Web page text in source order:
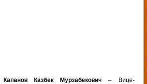
Капанов Казбек Мурзабекович – Вице-